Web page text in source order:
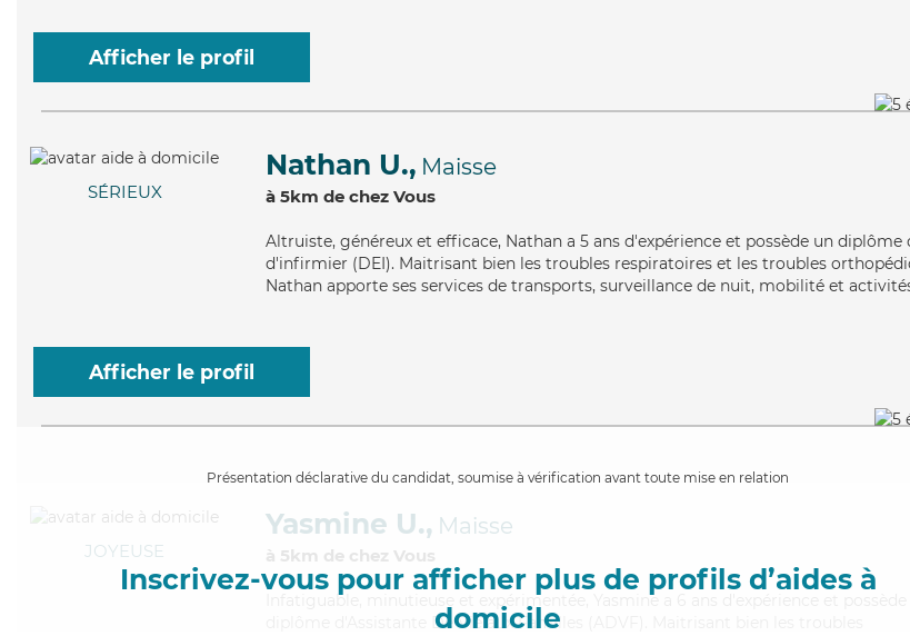
Afficher le profil
SÉRIEUX
Nathan U., Maisse
à 5km de chez Vous
Altruiste, généreux et efficace, Nathan a 5 ans d'expérience et possède un diplôme
d'infirmier (DEI). Maitrisant bien les troubles respiratoires et les troubles
Nathan apporte ses services de transports, surveillance de nuit, mobilité et
Afficher le profil
Présentation déclarative du candidat, soumise à vérification avant toute mise en relation
Inscrivez-vous pour afficher plus de profils d’aides à
domicile
JOYEUSE
Yasmine U., Maisse
à 5km de chez Vous
Infatiguable
, minutieuse et expérimentée, Yasmine a 6 ans d'expérience et possède
diplôme d'Assistante De Vie aux Familles (ADVF). Maitrisant bien les troubles